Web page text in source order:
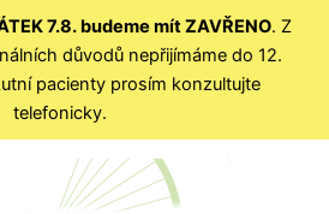
7.8. budeme mít ZAVŘENO. Z
důvodů nepřijímáme do 12.
pacienty prosím konzultujte
telefonicky.